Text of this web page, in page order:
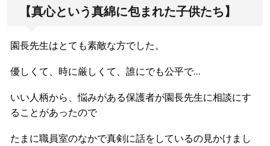
【真心という真綿に包まれた子供たち】
園長先生はとても素敵な方でした。
優しくて、時に厳しくて、誰にでも公平で…
いい人柄から、悩みがある保護者が園長先生に相談にす
ることがあったので
たまに職員室のなかで真剣に話をしているの見かけまし